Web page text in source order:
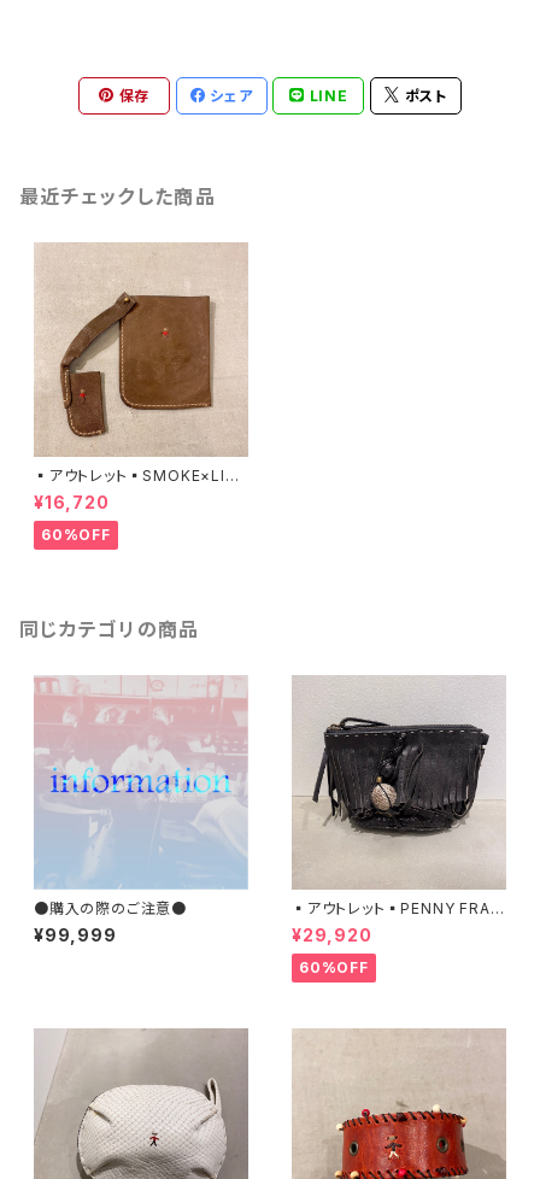
保存 シェア LINE ポスト
最近チェックした商品
▪️アウトレット▪️SMOKE×LIG
HTER CASE / IGNIS / FORE
ST 04020085 エンリーベグ
リン
¥16,720
60%OFF
同じカテゴリの商品
●購入の際のご注意●
¥99,999
▪️アウトレット▪️PENNY FRAN
GE S / ISIDE エンリーベグリ
ン 06020185 ポーチ
¥29,920
60%OFF